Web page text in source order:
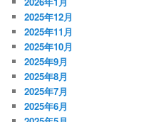
2025年12月
2025年11月
2025年10月
2025年9月
2025年8月
2025年7月
2025年6月